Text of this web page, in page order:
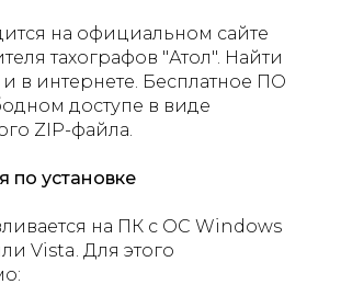
на официальном сайте
тахографов "Атол". Найти
в интернете. Бесплатное ПО
доступе в виде
ZIP-файла.
по установке
на ПК с ОС Windows
Vista. Для этого